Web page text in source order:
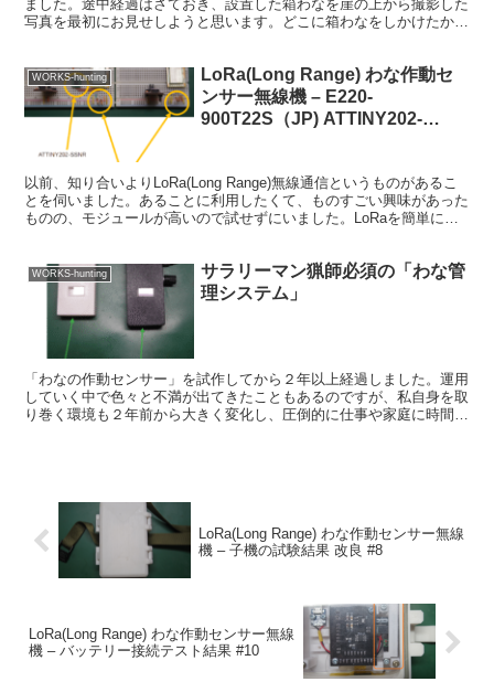
ました。途中経過はさておき、設置した箱わなを崖の上から撮影した
写真を最初にお見せしようと思います。どこに箱わなをしかけたかわ
WORKS-hunting
LoRa(Long Range) わな作動セ
ンサー無線機 – E220-
900T22S（JP) ATTINY202-
以前、知り合いよりLoRa(Long Range)無線通信というものがあるこ
とを伺いました。あることに利用したくて、ものすごい興味があった
ものの、モジュールが高いので試せずにいました。LoRaを簡単に説
WORKS-hunting
サラリーマン猟師必須の「わな管
理システム」
「わなの作動センサー」を試作してから２年以上経過しました。運用
していく中で色々と不満が出てきたこともあるのですが、私自身を取
り巻く環境も２年前から大きく変化し、圧倒的に仕事や家庭に時間を
LoRa(Long Range) わな作動センサー無線
機 – 子機の試験結果 改良 #8
LoRa(Long Range) わな作動センサー無線
機 – バッテリー接続テスト結果 #10